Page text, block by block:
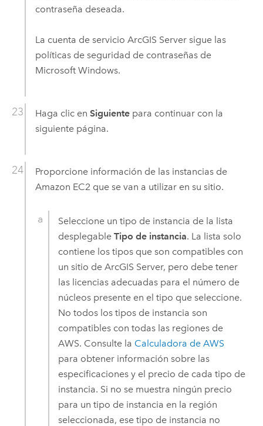
contraseña deseada.
La cuenta de servicio ArcGIS Serversigue las
políticas de seguridad de contraseñas de
Microsoft Windows.
Haga clic en Siguientepara continuar con la
siguiente página.
Proporcione información de las instancias de
Amazon EC2 que se van a utilizar en su sitio.
Seleccione un tipo de instancia de la lista
desplegableTipo de instancia. La lista solo
contiene los tipos que son compatibles con
un sitio deArcGIS Server, pero debe tener
las licencias adecuadas para el número de
núcleos presente en el tipo que seleccione.
No todos los tipos de instancia son
compatibles con todas las regiones de
AWS. Consulte la Calculadora deAWS
para obtener información sobre las
especificaciones y el precio de cada tipo de
instancia. Si no se muestra ningún precio
para un tipo de instancia en la región
seleccionada, ese tipo de instancia no